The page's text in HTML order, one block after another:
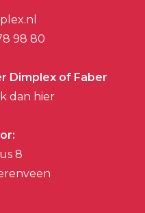
98 80
Dimplex of Faber
dan hier
8